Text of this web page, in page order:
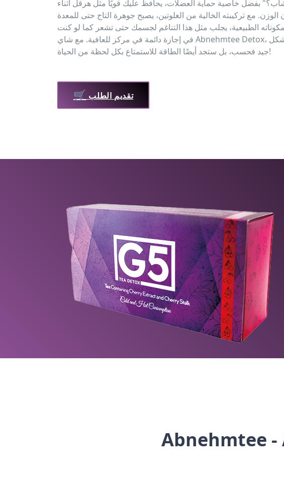
بفضل خاصية حماية العضلات، يحافظ عليك قويًا مثل هرقل أثناء
الوزن. مع تركيبته الخالية من الغلوتين، يصبح جوهرة التاج حتى للمعدة
الطبيعية، يجلب مثل هذا التناغم لجسمك حتى تشعر كما لو كنت
في إجازة دائمة في مركز للعافية. مع شاي Abnehmtee Detox، لن تبقى في شكل
جيد فحسب، بل ستجد أيضًا الطاقة للاستمتاع بكل لحظة من الحياة!
🛒 تقديم الطلب